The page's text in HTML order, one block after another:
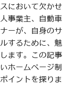
において欠かせ
事業主、自動車
ーが、自身のサ
するために、魅
ます。この記事
ホームページ制
イントを探りま